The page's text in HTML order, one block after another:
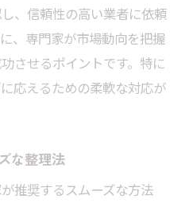
、信頼性の高い業者に依頼
、専門家が市場動向を把握
させるポイントです。特に
応えるための柔軟な対応が
な整理法
推奨するスムーズな方法